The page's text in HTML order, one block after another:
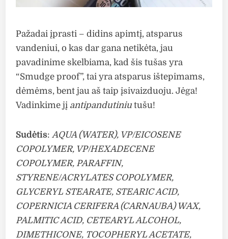
Pažadai įprasti – didins apimtį, atsparus
vandeniui, o kas dar gana netikėta, jau
pavadinime skelbiama, kad šis tušas yra
“Smudge proof”, tai yra atsparus ištepimams,
dėmėms, bent jau aš taip įsivaizduoju. Jėga!
Vadinkime jį antipandutiniutušu!
Sudėtis:AQUA (WATER), VP/EICOSENE
COPOLYMER, VP/HEXADECENE
COPOLYMER, PARAFFIN,
STYRENE/ACRYLATES COPOLYMER,
GLYCERYL STEARATE, STEARIC ACID,
COPERNICIA CERIFERA (CARNAUBA) WAX,
PALMITIC ACID, CETEARYL ALCOHOL,
DIMETHICONE, TOCOPHERYL ACETATE,